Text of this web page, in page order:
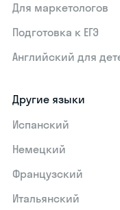
Для маркетологов
Подготовка к ЕГЭ
Английский для
Другие языки
Испанский
Немецкий
Французский
Итальянский